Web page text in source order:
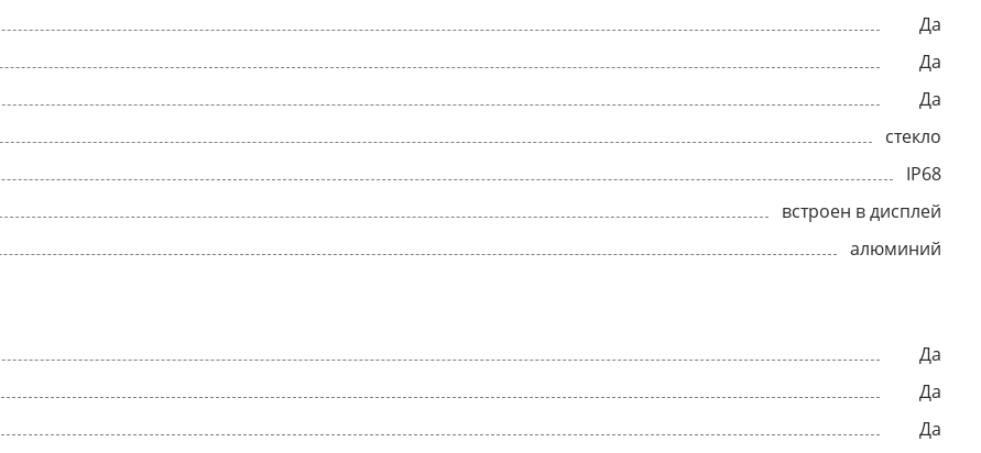
Да
Да
Да
стекло
IP68
встроен в дисплей
алюминий
Да
Да
Да